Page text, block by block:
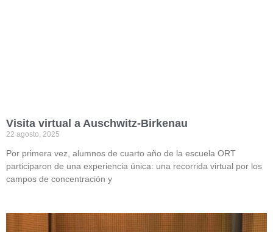
Visita virtual a Auschwitz-Birkenau
22 agosto, 2025
Por primera vez, alumnos de cuarto año de la escuela ORT
participaron de una experiencia única: una recorrida virtual por los
campos de concentración y